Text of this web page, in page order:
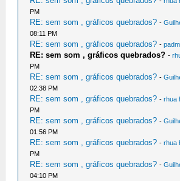
PM
RE: sem som , gráficos quebrados? -
08:11 PM
RE: sem som , gráficos quebrados? -
RE: sem som , gráficos quebrados? -
PM
RE: sem som , gráficos quebrados? -
02:38 PM
RE: sem som , gráficos quebrados? -rhua
PM
RE: sem som , gráficos quebrados? -
01:56 PM
RE: sem som , gráficos quebrados? -rhua
PM
RE: sem som , gráficos quebrados? -
04:10 PM